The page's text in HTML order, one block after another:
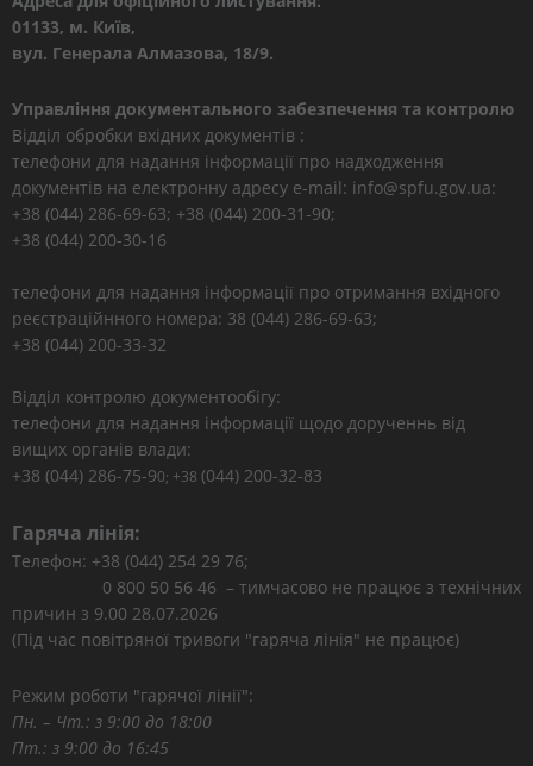
01133, м. Київ,
вул. Генерала Алмазова, 18/9.
Управління документального забезпечення та контролю
Відділ обробки вхідних документів :
телефони для надання інформації про надходження
документів на електронну адресу e-mail: info@spfu.gov.ua:
+38 (044) 286-69-63; +38 (044) 200-31-90;
+38 (044) 200-30-16
телефони для надання інформації про отримання вхідного
реєстраційнного номера: 38 (044) 286-69-63;
+38 (044) 200-33-32
Відділ контролю документообігу:
телефони для надання інформації щодо дорученнь від
вищих органів влади:
+38 (044) 286-75-90; +38 (044) 200-32-83
Гаряча лінія:
Телефон: +38 (044) 254 29 76;
0 800 50 56 46 – тимчасово не працює з технічних
причин з 9.00 28.07.2026
(Під час повітряної тривоги "гаряча лінія" не працює)
Режим роботи "гарячої лінії":
Пн. – Чт.: з 9:00 до 18:00
Пт.: з 9:00 до 16:45